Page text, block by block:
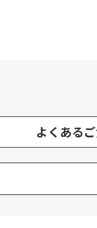
よくある